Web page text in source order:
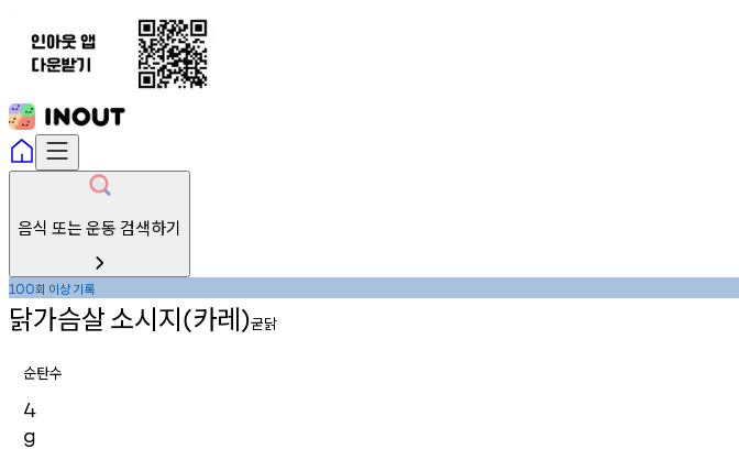
음식 또는 운동 검색하기
100회 이상기록
닭가슴살소시지(카레)굳닭
순탄수
4
g